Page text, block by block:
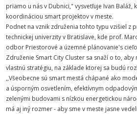
priamo u nás v Dubnici," vysvetľuje Ivan
koordináciou smart projektov v meste.
Podnet na vznik združenia tohto typu vzišiel z
technickej univerzity v Bratislave, kde prof.
odbor Priestorové a územné plánovanie's
Združenie Smart City Cluster sa snaží o to,
vlastnú stratégiu, na základe ktorej sa budú
,,Všeobecne sú smart mestá chápané ako
a úsporným osvetlením, efektívnym
zelenými budovami s nízkou energetickou
má aj iný rozmer - aby sme v meste jasne